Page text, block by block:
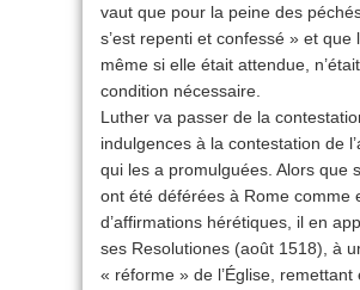
vaut que pour la peine des
s’est repenti et confessé » et que
même si elle était attendue,
condition nécessaire.
Luther va passer de la
indulgences à la contestation de
qui les a promulguées. Alors que
ont été déférées à Rome comme
d’affirmations hérétiques, il en
ses Resolutiones (août 1518), à
« réforme » de l’Église, remettant